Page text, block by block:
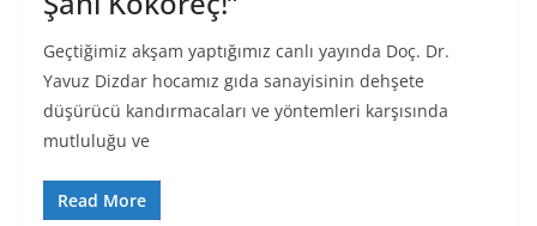
Geçtiğimiz akşam yaptığımız canlı yayında Doç. Dr.
Yavuz Dizdar hocamız gıda sanayisinin dehşete
düşürücü kandırmacaları ve yöntemleri karşısında
mutluluğu ve
Read More